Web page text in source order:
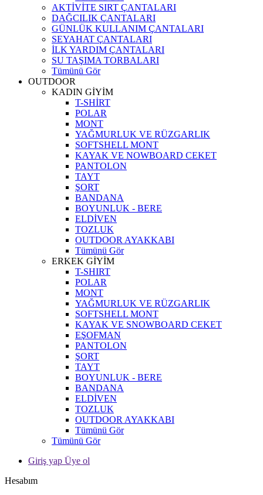
AKTİVİTE SIRT ÇANTALARI
DAĞCILIK ÇANTALARI
GÜNLÜK KULLANIM ÇANTALARI
SEYAHAT ÇANTALARI
İLK YARDIM ÇANTALARI
SU TAŞIMA TORBALARI
Tümünü Gör
OUTDOOR
KADIN GİYİM
T-SHİRT
POLAR
MONT
YAĞMURLUK VE RÜZGARLIK
SOFTSHELL MONT
KAYAK VE NOWBOARD CEKET
PANTOLON
TAYT
ŞORT
BANDANA
BOYUNLUK - BERE
ELDİVEN
TOZLUK
OUTDOOR AYAKKABI
Tümünü Gör
ERKEK GİYİM
T-SHIRT
POLAR
MONT
YAĞMURLUK VE RÜZGARLIK
SOFTSHELL MONT
KAYAK VE SNOWBOARD CEKET
EŞOFMAN
PANTOLON
ŞORT
TAYT
BOYUNLUK - BERE
BANDANA
ELDİVEN
TOZLUK
OUTDOOR AYAKKABI
Tümünü Gör
Tümünü Gör
Giriş yap Üye ol
Hesabım